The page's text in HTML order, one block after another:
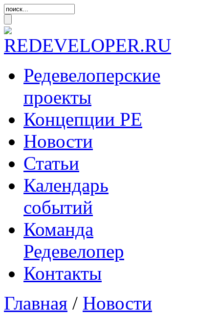
Редевелоперские
проекты
Концепции РЕ
Новости
Статьи
Календарь
событий
Команда
Редевелопер
Контакты
Главная / Новости